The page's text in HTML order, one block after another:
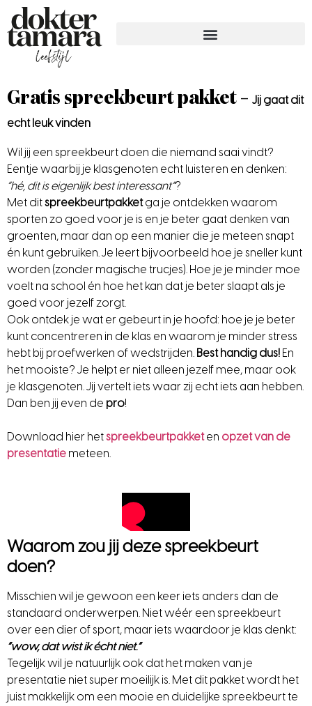
Gratis spreekbeurt pakket – Jij gaat dit
echt leuk vinden
Wil jij een spreekbeurt doen die niemand saai vindt?
Eentje waarbij je klasgenoten echt luisteren en denken:
“hé, dit is eigenlijk best interessant”?
Met ditspreekbeurtpakketga je ontdekken waarom
sporten zo goed voor je is en je beter gaat denken van
groenten, maar dan op een manier die je meteen snapt
én kunt gebruiken. Je leert bijvoorbeeld hoe je sneller kunt
worden (zonder magische trucjes). Hoe je je minder moe
voelt na school én hoe het kan dat je beter slaapt als je
goed voor jezelf zorgt.
Ook ontdek je wat er gebeurt in je hoofd: hoe je je beter
kunt concentreren in de klas en waarom je minder stress
hebt bij proefwerken of wedstrijden. Best handig dus! En
het mooiste? Je helpt er niet alleen jezelf mee, maar ook
je klasgenoten. Jij vertelt iets waar zij echt iets aan hebben.
Dan ben jij even de pro!
Download hier hetspreekbeurtpakketen opzet van de
presentatie meteen.
Waarom zou jij deze spreekbeurt
doen?
Misschien wil je gewoon een keer iets anders dan de
standaard onderwerpen. Niet wéér een spreekbeurt
over een dier of sport, maar iets waardoor je klas denkt:
“wow, dat wist ik écht niet.”
Tegelijk wil je natuurlijk ook dat het maken van je
presentatie niet super moeilijk is. Met dit pakket wordt het
juist makkelijk om een mooie en duidelijke spreekbeurt te